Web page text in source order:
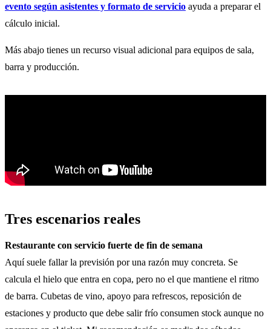
evento según asistentes y formato de servicio ayuda a preparar el
cálculo inicial.
Más abajo tienes un recurso visual adicional para equipos de sala,
barra y producción.
Tres escenarios reales
Restaurante con servicio fuerte de fin de semana
Aquí suele fallar la previsión por una razón muy concreta. Se
calcula el hielo que entra en copa, pero no el que mantiene el ritmo
de barra. Cubetas de vino, apoyo para refrescos, reposición de
estaciones y producto que debe salir frío consumen stock aunque no